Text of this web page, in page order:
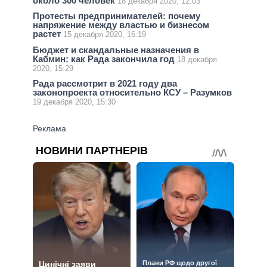
Протесты предпринимателей: почему
напряжение между властью и бизнесом
растет 15 декабря 2020, 16:19
Бюджет и скандальные назначения в
Кабмин: как Рада закончила год 18 декабря
2020, 15:29
Рада рассмотрит в 2021 году два
законопроекта относительно КСУ – Разумков
19 декабря 2020, 15:30